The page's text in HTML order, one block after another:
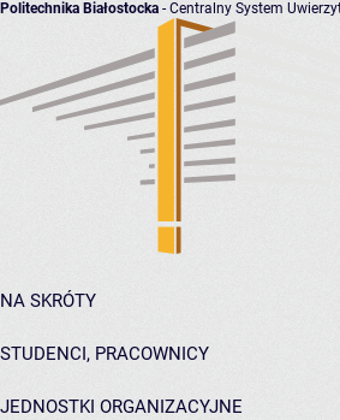
Politechnika Białostocka - Centralny System
NA SKRÓTY
STUDENCI, PRACOWNICY
JEDNOSTKI ORGANIZACYJNE